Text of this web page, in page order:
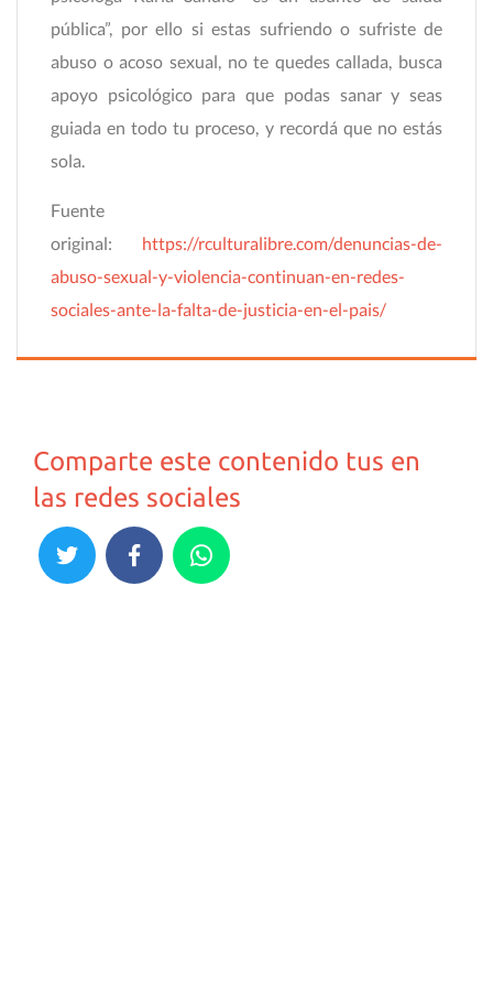
pública”, por ello si estas sufriendo o sufriste de
abuso o acoso sexual, no te quedes callada, busca
apoyo psicológico para que podas sanar y seas
guiada en todo tu proceso, y recordá que no estás
sola.
Fuente
original: https://rculturalibre.com/denuncias-de-
abuso-sexual-y-violencia-continuan-en-redes-
sociales-ante-la-falta-de-justicia-en-el-pais/
Comparte este contenido tus en
las redes sociales